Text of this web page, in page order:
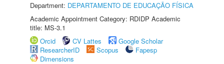
Department: DEPARTAMENTO DE EDUCAÇÃO FÍSICA
Academic Appointment Category: RDIDP Academic
title: MS-3.1
Orcid
CV Lattes
Google Scholar
ResearcherID
Scopus
Fapesp
Dimensions